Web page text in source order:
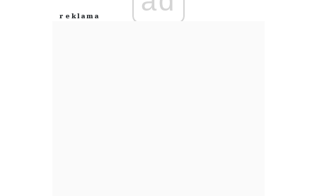
Anuluj